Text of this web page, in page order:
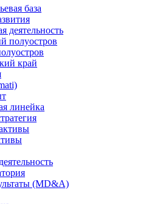
база
деятельность
полуостров
край
линейка
(MD&A)